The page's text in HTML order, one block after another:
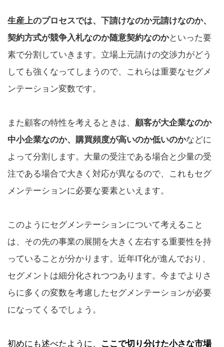
生産上のプロセスでは、下請けなのか元請けなのか、
契約方式が競争入札なのか随意契約なのかといった要
素で分割していきます。立場上元請けの交渉力がどう
しても強くなってしまうので、これらは重要なセグメ
ンテーション変数です。
また顧客の特性を考えるときは、 顧客が大企業なのか
中小企業なのか、購買頻度が高いのか低いのかなどに
よって分割します。大量の受注である場合と少量の受
注である場合で大きく対応が異なるので、これもセグ
メンテーションに必要な要素といえます。
このようにセグメンテーションについて考えること
は、その先の事業の展開を大きく左右する重要性を持
っていることが分かります。近年IT化が進んでおり、
セグメントは細分化されつつあります。今までよりさ
らに多くの変数を考慮したセグメンテーションが必要
になってくるでしょう。
初めにも述べたように、
ここで切り分けた小さな市場